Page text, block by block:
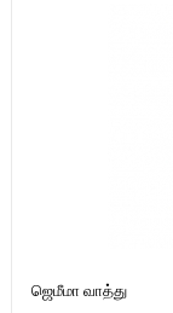
ஜெமீமா வாத்து